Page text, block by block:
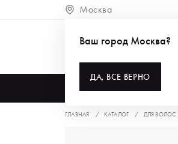
Москва
Ваш город Москва?
ДА, ВСЕ ВЕРНО
ГЛАВНАЯ КАТАЛОГ ДЛЯ ВОЛОС